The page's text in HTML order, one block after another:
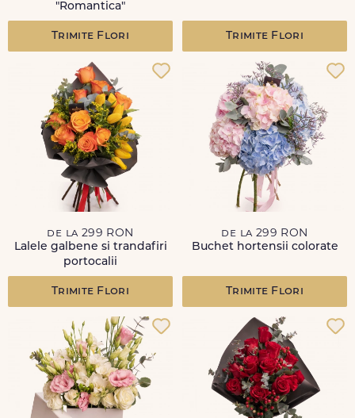
"Romantica"
Trimite Flori Trimite Flori
de la 299 RON
Lalele galbene si trandafiri
portocalii
Trimite Flori
de la 299 RON
Buchet hortensii colorate
Trimite Flori